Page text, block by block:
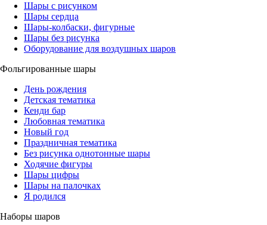
Шары с рисунком
Шары сердца
Шары-колбаски, фигурные
Шары без рисунка
Оборудование для воздушных шаров
Фольгированные шары
День рождения
Детская тематика
Кенди бар
Любовная тематика
Новый год
Праздничная тематика
Без рисунка однотонные шары
Ходячие фигуры
Шары цифры
Шары на палочках
Я родился
Наборы шаров